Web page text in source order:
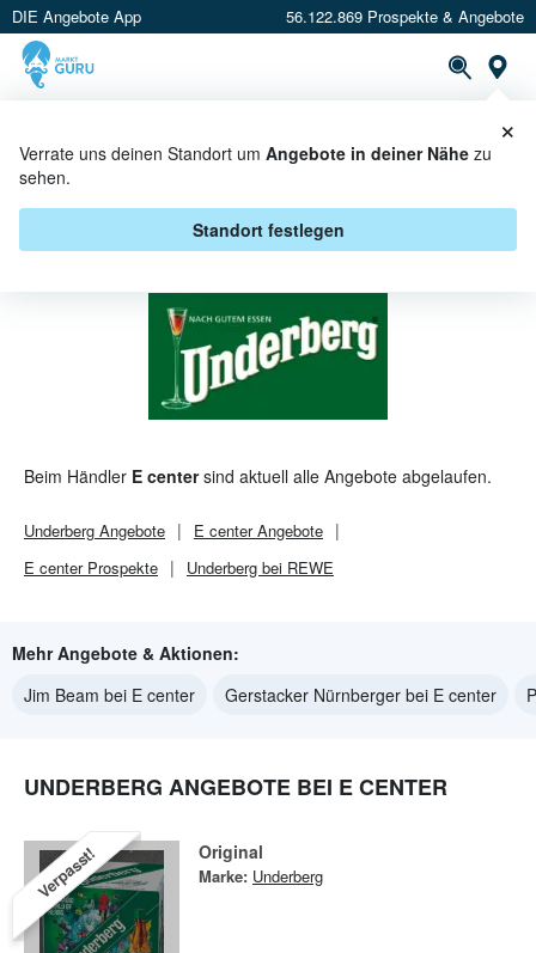
DIE Angebote App 56.122.869 Prospekte & Angebote
Verrate uns deinen Standort um Angebote in deiner Nähe zu
sehen.
Standort festlegen
×
UNDERBERG BEI E CENTER -
ANGEBOTE & AKTIONEN
Beim Händler E centersind aktuell alle Angebote abgelaufen.
Underberg Angebote E centerAngebote
E centerProspekte Underberg bei REWE
Mehr Angebote & Aktionen:
Jim Beam bei E center
Gerstacker Nürnberger bei E center
UNDERBERG ANGEBOTE BEI E CENTER
Verpasst! Original
Marke: Underberg